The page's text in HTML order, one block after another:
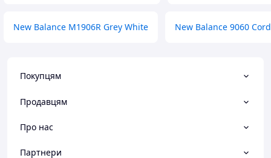
New Balance M1906R Grey White New Balance 9060
Покупцям
Продавцям
Про нас
Партнери